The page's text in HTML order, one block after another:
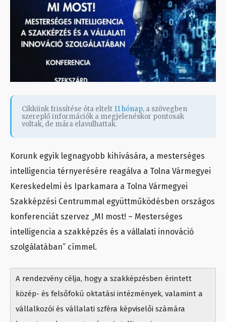
Cikkünk frissítése óta eltelt 11 hónap, a szövegben
szereplő információk a megjelenéskor pontosak
voltak, de mára elavulhattak.
Korunk egyik legnagyobb kihívására, a mesterséges
intelligencia térnyerésére reagálva a Tolna Vármegyei
Kereskedelmi és Iparkamara a Tolna Vármegyei
Szakképzési Centrummal együttműködésben országos
konferenciát szervez „MI most! – Mesterséges
intelligencia a szakképzés és a vállalati innováció
szolgálatában” címmel.
A rendezvény célja, hogy a szakképzésben érintett
közép- és felsőfokú oktatási intézmények, valamint a
vállalkozói és vállalati szféra képviselői számára